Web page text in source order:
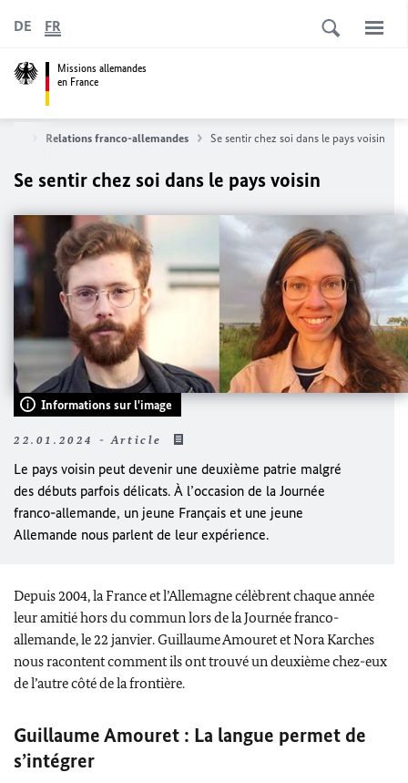
Missions allemandes
en France
DE FR
Relations franco-allemandes Se sentir chez soi dans le pays voisin
Se sentir chez soi dans le pays voisin
Informations sur l'image
22.01.2024 - Article
Le pays voisin peut devenir une deuxième patrie malgré
des débuts parfois délicats. À l’occasion de la Journée
franco-allemande, un jeune Français et une jeune
Allemande nous parlent de leur expérience.
Depuis 2004, la France et l’Allemagne célèbrent chaque année
leur amitié hors du commun lors de la Journée franco-
allemande, le 22 janvier. Guillaume Amouret etNora Karches
nous racontent comment ils ont trouvé un deuxième chez-eux
de l’autre côté de la frontière.
Guillaume Amouret : La langue permet de
s’intégrer